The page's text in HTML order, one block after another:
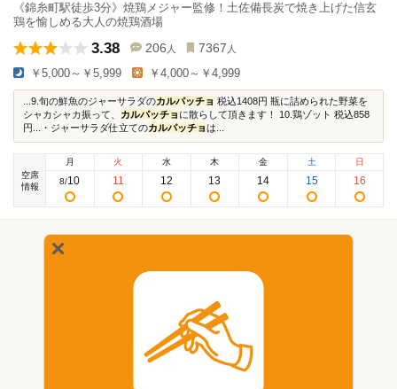
《錦糸町駅徒歩3分》焼鶏メジャー監修！土佐備長炭で焼き上げた信玄
鶏を愉しめる大人の焼鶏酒場
3.38 206 人 7367 人
￥5,000～￥5,999 ￥4,000～￥4,999
...9.旬の鮮魚のジャーサラダのカルパッチョ 税込1408円 瓶に詰められた野菜を
シャカシャカ振って、 カルパッチョ に散らして頂きます！ 10.鶏ゾット 税込858
円...・ジャーサラダ仕立てのカルパッチョは...
空席
情報
月
8/10
火
11
水
12
木
13
金
14
土
15
日
16